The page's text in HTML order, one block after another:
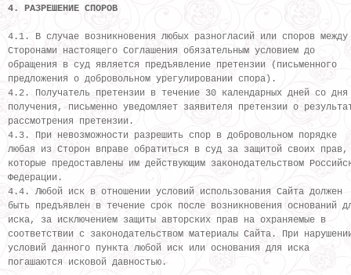
4. РАЗРЕШЕНИЕ СПОРОВ
4.1. В случае возникновения любых разногласий или споров между
Сторонами настоящего Соглашения обязательным условием до
обращения в суд является предъявление претензии (письменного
предложения о добровольном урегулировании спора).
4.2. Получатель претензии в течение 30 календарных дней со
получения, письменно уведомляет заявителя претензии о
рассмотрения претензии.
4.3. При невозможности разрешить спор в добровольном порядке
любая из Сторон вправе обратиться в суд за защитой своих прав,
которые предоставлены им действующим законодательством
Федерации.
4.4. Любой иск в отношении условий использования Сайта должен
быть предъявлен в течение срок после возникновения оснований
иска, за исключением защиты авторских прав на охраняемые в
соответствии с законодательством материалы Сайта. При
условий данного пункта любой иск или основания для иска
погашаются исковой давностью.